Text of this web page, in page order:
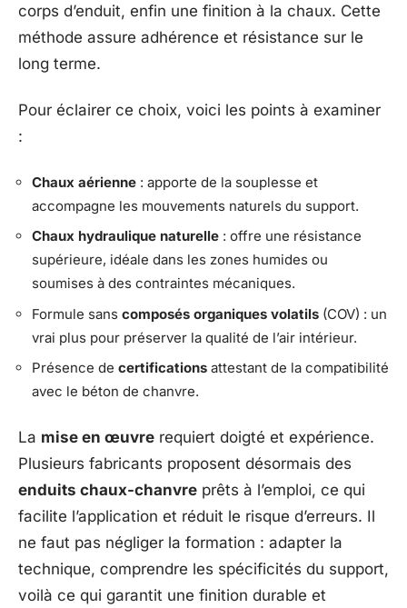
corps d’enduit, enfin une finition à la chaux. Cette
méthode assure adhérence et résistance sur le
long terme.
Pour éclairer ce choix, voici les points à examiner
:
Chaux aérienne : apporte de la souplesse et
accompagne les mouvements naturels du support.
Chaux hydraulique naturelle : offre une résistance
supérieure, idéale dans les zones humides ou
soumises à des contraintes mécaniques.
Formule sans composés organiques volatils (COV) : un
vrai plus pour préserver la qualité de l’air intérieur.
Présence de certifications attestant de la compatibilité
avec le béton de chanvre.
La mise en œuvre requiert doigté et expérience.
Plusieurs fabricants proposent désormais des
enduits chaux-chanvre prêts à l’emploi, ce qui
facilite l’application et réduit le risque d’erreurs. Il
ne faut pas négliger la formation : adapter la
technique, comprendre les spécificités du support,
voilà ce qui garantit une finition durable et